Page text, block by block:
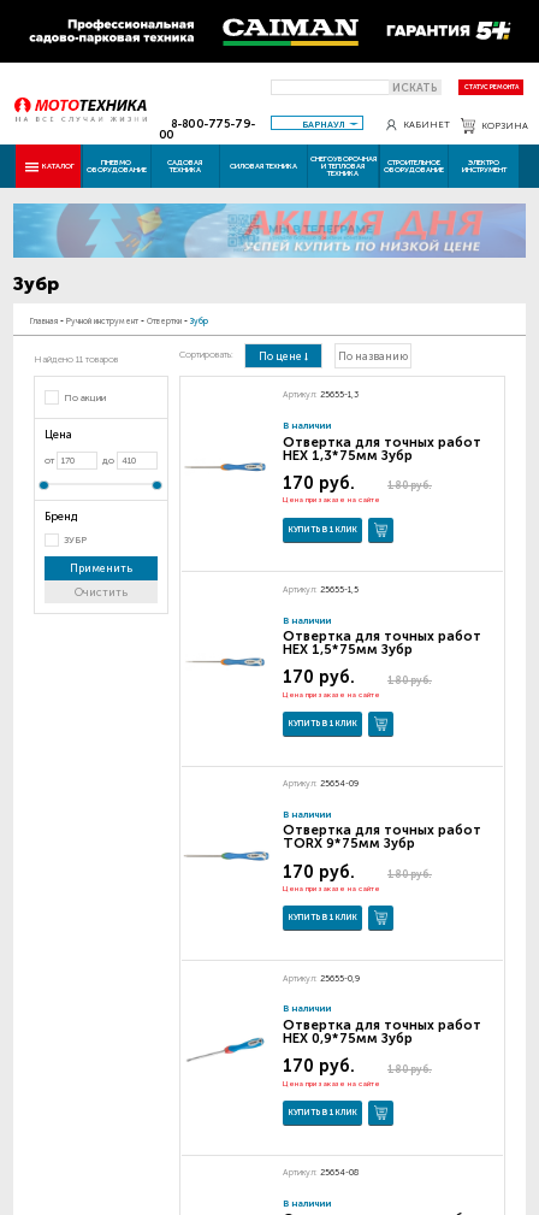
ИСКАТЬ СТАТУС РЕМОНТА
8-800-775-79-
00
БАРНАУЛ КАБИНЕТ КОРЗИНА
КАТАЛОГ ПНЕВМО
ОБОРУДОВАНИЕ
САДОВАЯ
ТЕХНИКА СИЛОВАЯ ТЕХНИКА
СНЕГОУБОРОЧНАЯ
И ТЕПЛОВАЯ
ТЕХНИКА
СТРОИТЕЛЬНОЕ
ОБОРУДОВАНИЕ
ЭЛЕКТРО
ИНСТРУМЕНТ
Зубр
Главная - Ручной инструмент - Отвертки - Зубр
Найдено 11 товаров
По акции
Цена
от до
Бренд
ЗУБР
Применить
Очистить
Сортировать: По цене По названию
Артикул: 25655-1,3
В наличии
Отвертка для точных работ
НЕX 1,3*75мм Зубр
180 руб.
170 руб.
Цена при заказе на сайте
КУПИТЬ В 1 КЛИК
Артикул: 25655-1,5
В наличии
Отвертка для точных работ
НЕX 1,5*75мм Зубр
180 руб.
170 руб.
Цена при заказе на сайте
КУПИТЬ В 1 КЛИК
Артикул: 25654-09
В наличии
Отвертка для точных работ
TORX 9*75мм Зубр
180 руб.
170 руб.
Цена при заказе на сайте
КУПИТЬ В 1 КЛИК
Артикул: 25655-0,9
В наличии
Отвертка для точных работ
НЕX 0,9*75мм Зубр
180 руб.
170 руб.
Цена при заказе на сайте
КУПИТЬ В 1 КЛИК
Артикул: 25654-08
В наличии